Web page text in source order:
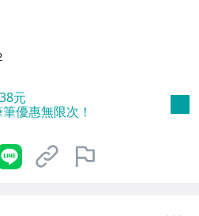
38元
優惠無限次！